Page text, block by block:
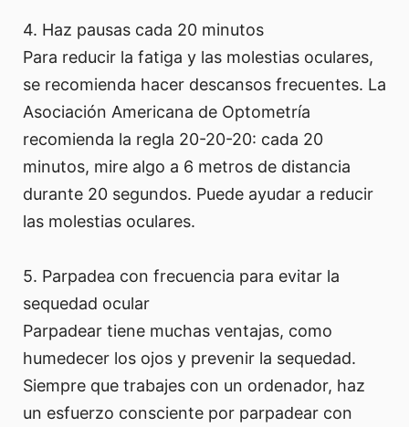
4. Haz pausas cada 20 minutos
Para reducir la fatiga y las molestias oculares,
se recomienda hacer descansos frecuentes. La
Asociación Americana de Optometría
recomienda la regla 20-20-20: cada 20
minutos, mire algo a 6 metros de distancia
durante 20 segundos. Puede ayudar a reducir
las molestias oculares.
5. Parpadea con frecuencia para evitar la
sequedad ocular
Parpadear tiene muchas ventajas, como
humedecer los ojos y prevenir la sequedad.
Siempre que trabajes con un ordenador, haz
un esfuerzo consciente por parpadear con